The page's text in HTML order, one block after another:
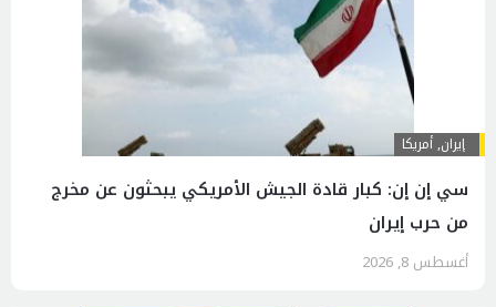
إيران,أمريكا
سي إن إن: كبار قادة الجيش الأمريكي يبحثون عن مخرج
من حرب إيران
أغسطس 8, 2026